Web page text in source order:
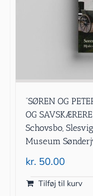
”SØREN OG
OG
Schovsbo,
Museum
kr. 50.00
Tilføj til kurv